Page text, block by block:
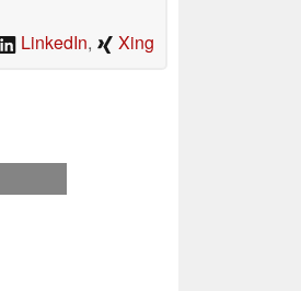
LinkedIn, Xing